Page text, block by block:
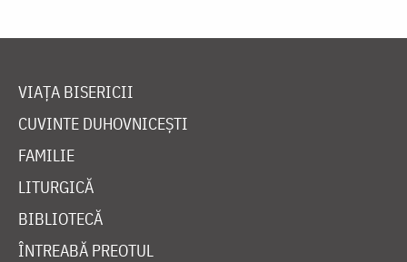
VIAȚA BISERICII
CUVINTE DUHOVNICEȘTI
FAMILIE
LITURGICĂ
BIBLIOTECĂ
ÎNTREABĂ PREOTUL